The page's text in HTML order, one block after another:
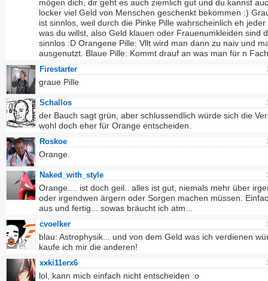
mögen dich, dir geht es auch ziemlich gut und du kannst
locker viel Geld von Menschen geschenkt bekommen :)
ist sinnlos, weil durch die Pinke Pille wahrscheinlich eh jeder
was du willst, also Geld klauen oder Frauenumkleiden sind
sinnlos :D Orangene Pille: Vllt wird man dann zu naiv und
ausgenutzt. Blaue Pille: Kommt drauf an was man für n
Firestarter
graue Pille
Schallos
der Bauch sagt grün, aber schlussendlich würde sich die
wohl doch eher für Orange entscheiden.
Roskoe
Orange.
Naked_with_style
Orange.... ist doch geil.. alles ist gut, niemals mehr über
oder irgendwen ärgern oder Sorgen machen müssen.
aus und fertig... sowas bräucht ich atm...
cvoelker
blau: Astrophysik... und von dem Geld was ich verdienen
kaufe ich mir die anderen!
xxki11erx6
lol, kann mich einfach nicht entscheiden :o